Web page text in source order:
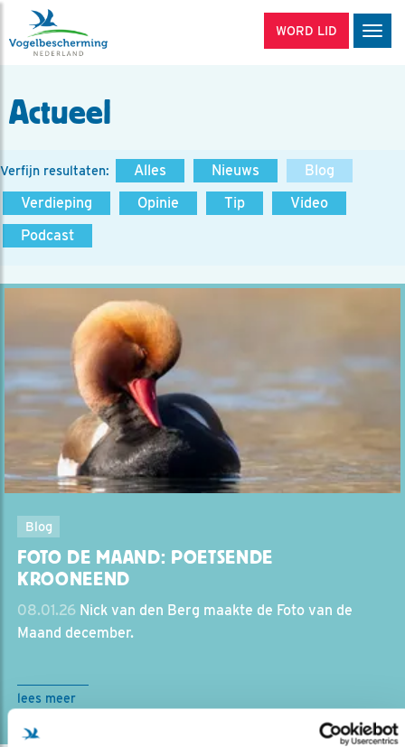
WORD LID
Actueel
Verfijn resultaten: Alles Nieuws
Blog
Verdieping
Opinie Tip
Video
Podcast
Blog
FOTO DE MAAND: POETSENDE
KROONEEND
08.01.26 Nick van den Berg maakte de Foto van de
Maand december.
lees meer